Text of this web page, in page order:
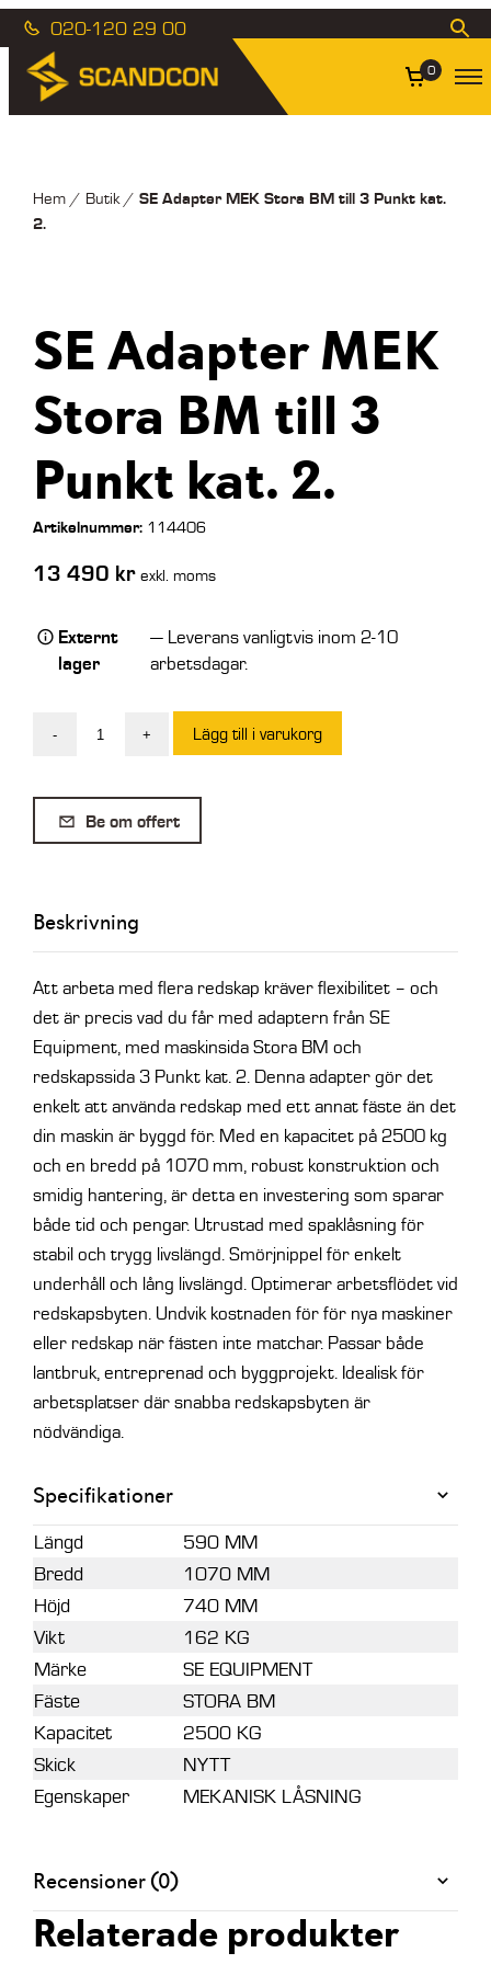
020-120 29 00
0
Hem/ Butik/ SE Adapter MEK Stora BM till 3 Punkt kat.
2.
SE Adapter MEK
Stora BM till 3
Punkt kat. 2.
Artikelnummer:114406
13 490 kr exkl. moms
Externt
lager
— Leverans vanligtvis inom 2-10
arbetsdagar.
-
MEK
Stora
3
Punkt
kat.
2.
mängd
+ Lägg till i varukorg
Be om offert
Beskrivning
Att arbeta med flera redskap kräver flexibilitet – och
det är precis vad du får med adaptern från SE
Equipment, med maskinsida Stora BM och
redskapssida 3 Punkt kat. 2. Denna adapter gör det
enkelt att använda redskap med ett annat fäste än det
din maskin är byggd för. Med en kapacitet på 2500 kg
och en bredd på 1070 mm, robust konstruktion och
smidig hantering, är detta en investering som sparar
både tid och pengar. Utrustad med spaklåsning för
stabil och trygg livslängd. Smörjnippel för enkelt
underhåll och lång livslängd. Optimerar arbetsflödet vid
redskapsbyten. Undvik kostnaden för för nya maskiner
eller redskap när fästen inte matchar. Passar både
lantbruk, entreprenad och byggprojekt. Idealisk för
arbetsplatser där snabba redskapsbyten är
nödvändiga.
Specifikationer
Längd
590 MM
Bredd
1070 MM
Höjd
740 MM
Vikt
162 KG
Märke
SE EQUIPMENT
Fäste
STORA BM
Kapacitet
2500 KG
Skick
NYTT
Egenskaper
MEKANISK LÅSNING
Recensioner (0)
Relaterade produkter